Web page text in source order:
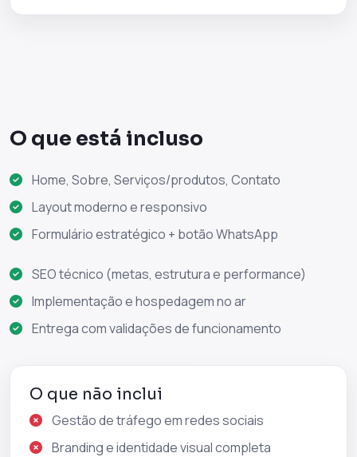
O que está incluso
Home, Sobre, Serviços/produtos, Contato
Layout moderno e responsivo
Formulário estratégico + botão WhatsApp
SEO técnico (metas, estrutura e performance)
Implementação e hospedagem no ar
Entrega com validações de funcionamento
O que não inclui
Gestão de tráfego em redes sociais
Branding e identidade visual completa